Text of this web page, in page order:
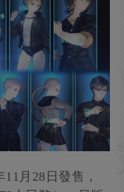
月28日發售，